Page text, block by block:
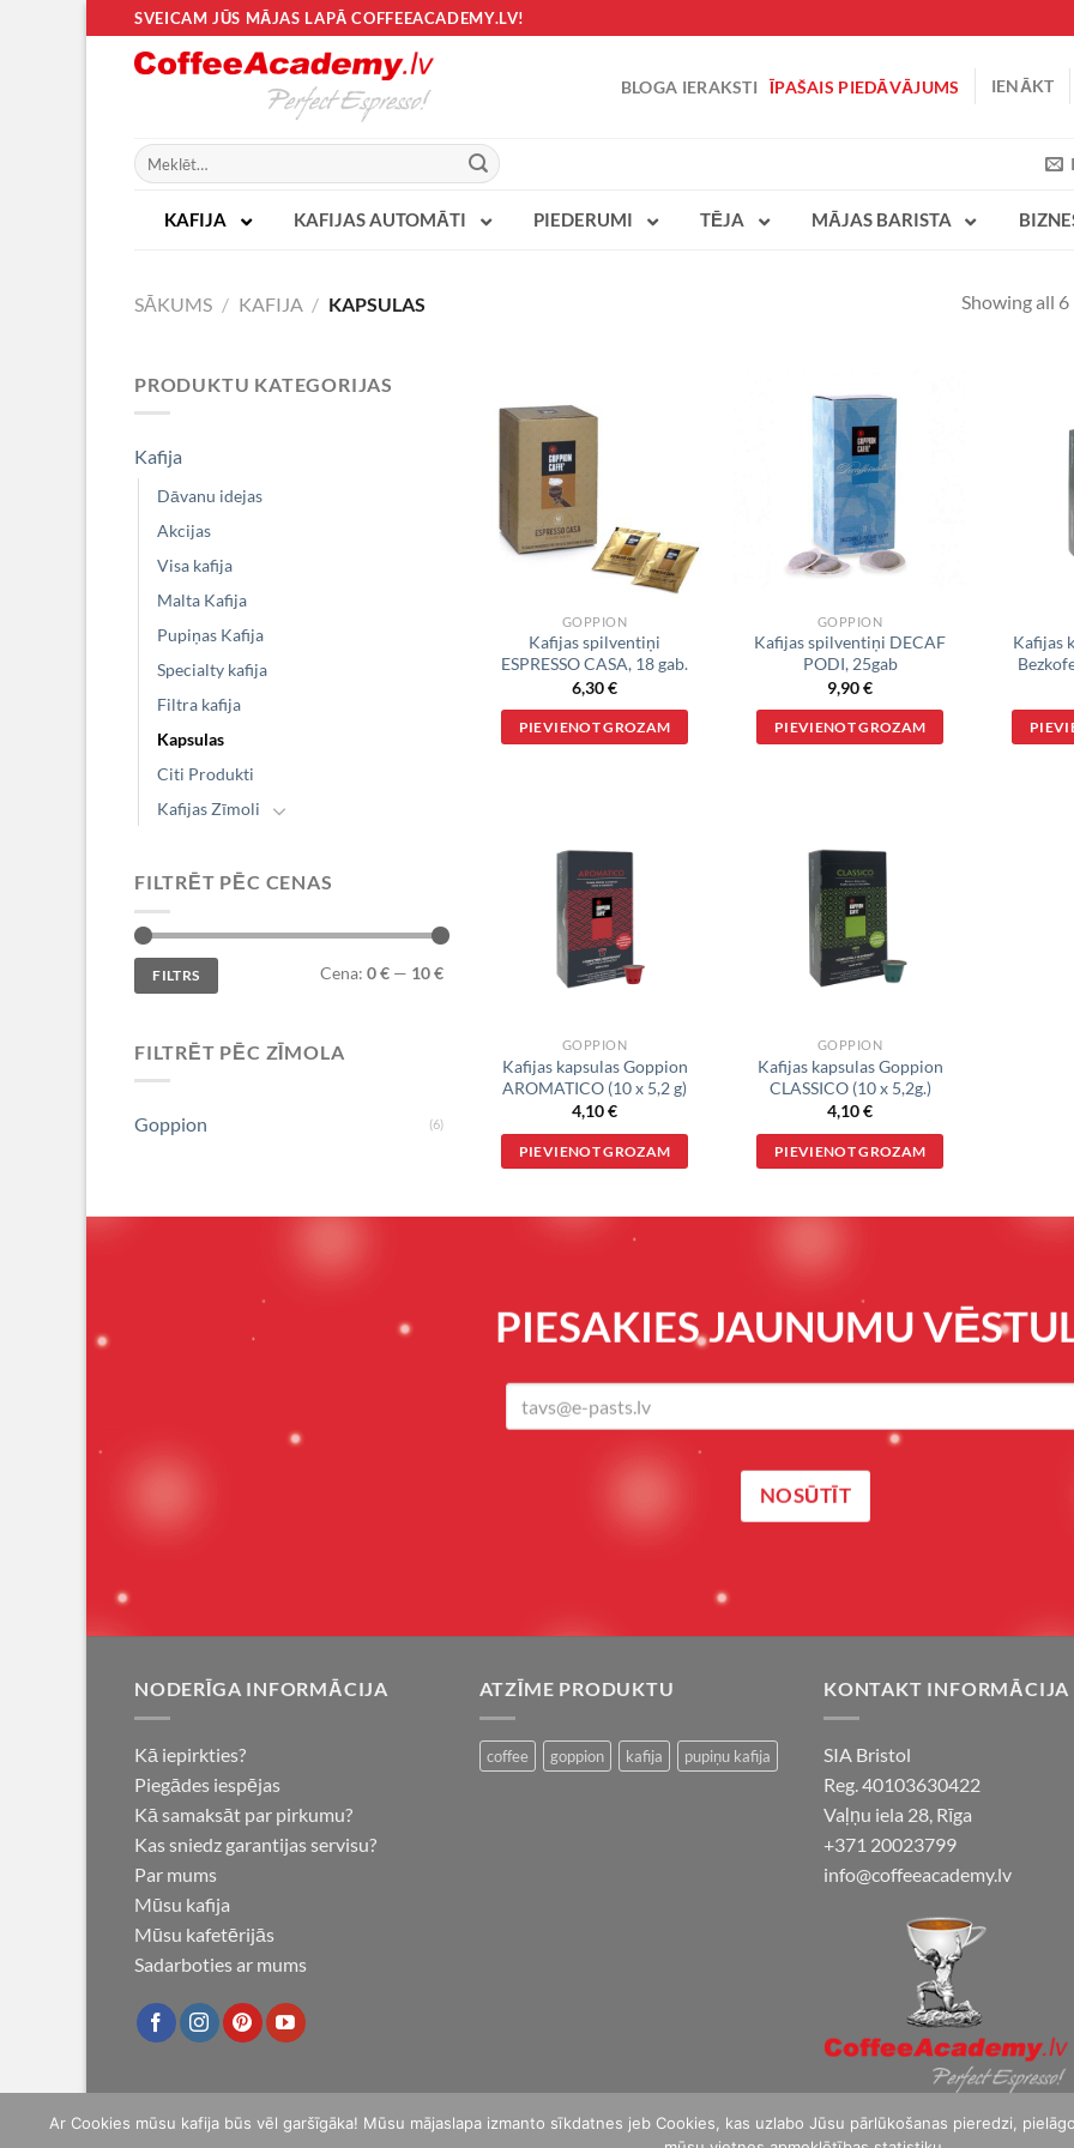
to
content
SVEICAM JŪS MĀJAS LAPĀ COFFEEACADEMY.LV!
BLOGA IERAKSTI ĪPAŠAIS PIEDĀVĀJUMS IENĀKT
Meklēt:
KAFIJA KAFIJAS AUTOMĀTI PIEDERUMI TĒJA MĀJAS BARISTA
SĀKUMS / KAFIJA / KAPSULAS Showing all
PRODUKTU KATEGORIJAS
Kafija
Dāvanu idejas
Akcijas
Visa kafija
Malta Kafija
Pupiņas Kafija
Specialty kafija
Filtra kafija
Kapsulas
Citi Produkti
Kafijas Zīmoli
FILTRĒT PĒC CENAS
Min.
cena
Maks.
cenaFILTRS Cena: 0 €— 10 €
FILTRĒT PĒC ZĪMOLA
Goppion (6)
GOPPION
Kafijas spilventiņi
ESPRESSO CASA, 18 gab.
6,30€
PIEVIENOT GROZAM
VĒLMJU
SARAKSTS
GOPPION
Kafijas spilventiņi DECAF
PODI, 25gab
9,90€
PIEVIENOT GROZAM
Kafijas
VĒLMJU
SARAKSTS
GOPPION
Kafijas kapsulas Goppion
AROMATICO (10 x 5,2 g)
4,10€
PIEVIENOT GROZAM
VĒLMJU
SARAKSTS
GOPPION
Kafijas kapsulas Goppion
CLASSICO (10 x 5,2g.)
4,10€
PIEVIENOT GROZAM
PIESAKIES JAUNUMU
NODERĪGA INFORMĀCIJA
Kā iepirkties?
Piegādes iespējas
Kā samaksāt par pirkumu?
Kas sniedz garantijas servisu?
Par mums
Mūsu kafija
Mūsu kafetērijās
Sadarboties ar mums
ATZĪME PRODUKTU
coffee goppion kafija pupiņu kafija
KONTAKT INFORMĀCIJA
SIA Bristol
Reg. 40103630422
Vaļņu iela 28, Rīga
+371 20023799
info@coffeeacademy.lv
Ar Cookies mūsu kafija būs vēl garšīgāka! Mūsu mājaslapa izmanto sīkdatnes jeb Cookies, kas uzlabo Jūsu pārlūkošanas pieredzi,